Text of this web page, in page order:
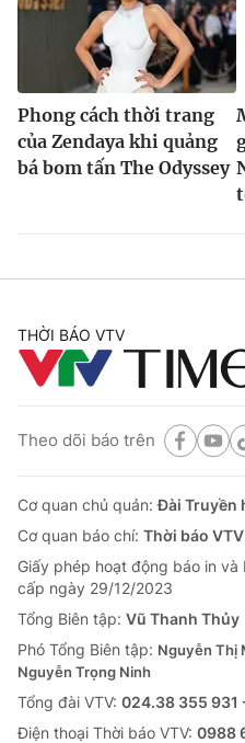
Phong cách thời trang
của Zendaya khi quảng
bá bom tấn The Odyssey
THỜI BÁO VTV
Theo dõi báo trên
Cơ quan chủ quản:Đài Truyền
Cơ quan báo chí: Thời báo VTV
Giấy phép hoạt động báo in
cấp ngày 29/12/2023
Tổng Biên tập: Vũ Thanh Thủy
Phó Tổng Biên tập: Nguyễn Thị
Nguyễn Trọng Ninh
Tổng đài VTV: 024.38 355 931
Ðiện thoại Thời báo VTV: 0988